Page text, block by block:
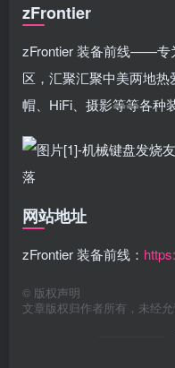
zFrontier
zFrontier 装备前线——专
区，汇聚汇聚中美两地
帽、HiFi、摄影等等各种
网站地址
zFrontier 装备前线：
© 版权声明
文章版权归作者所有，未经允